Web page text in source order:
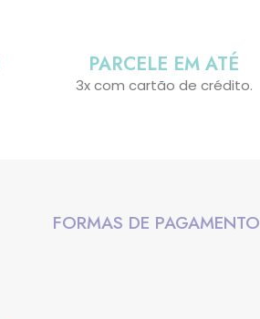
PARCELE EM ATÉ
3x com cartão de crédito.
FORMAS DE PAGAMENTO